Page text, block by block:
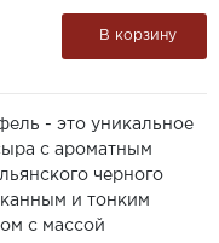
В корзину
- это уникальное
с ароматным
черного
и тонким
с массой